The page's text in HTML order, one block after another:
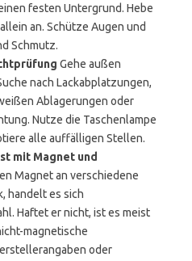
festen Untergrund. Hebe
an. Schütze Augen und
Schmutz.
Gehe außen
nach Lackabplatzungen,
Ablagerungen oder
Nutze die Taschenlampe
alle auffälligen Stellen.
mit Magnet und
Magnet an verschiedene
handelt es sich
Haftet er nicht, ist es meist
magnetische
oder